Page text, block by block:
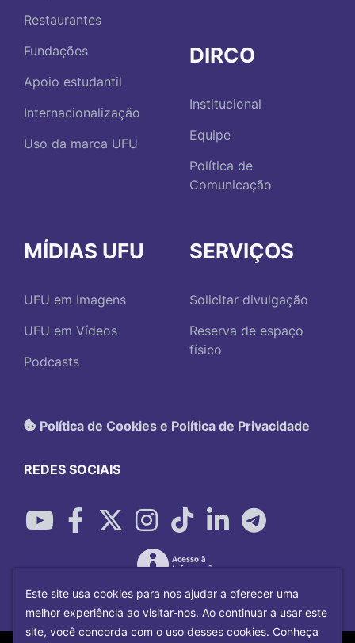
Restaurantes
Fundações
Apoio estudantil
Internacionalização
Uso da marca UFU
DIRCO
Institucional
Equipe
Política de
Comunicação
MÍDIAS UFU
UFU em Imagens
UFU em Vídeos
Podcasts
SERVIÇOS
Solicitar divulgação
Reserva de espaço
físico
Política de Cookies e Política de Privacidade
REDES SOCIAIS
Este site usa cookies para nos ajudar a oferecer uma
melhor experiência ao visitar-nos. Ao continuar a usar este
site, você concorda com o uso desses cookies. Conheça